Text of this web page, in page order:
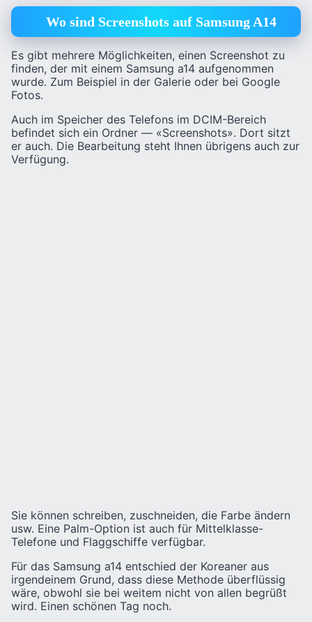
Wo sind Screenshots auf Samsung A14
Es gibt mehrere Möglichkeiten, einen Screenshot zu
finden, der mit einem Samsung a14 aufgenommen
wurde. Zum Beispiel in der Galerie oder bei Google
Fotos.
Auch im Speicher des Telefons im DCIM-Bereich
befindet sich ein Ordner — «Screenshots». Dort sitzt
er auch. Die Bearbeitung steht Ihnen übrigens auch zur
Verfügung.
Sie können schreiben, zuschneiden, die Farbe ändern
usw. Eine Palm-Option ist auch für Mittelklasse-
Telefone und Flaggschiffe verfügbar.
Für das Samsung a14 entschied der Koreaner aus
irgendeinem Grund, dass diese Methode überflüssig
wäre, obwohl sie bei weitem nicht von allen begrüßt
wird. Einen schönen Tag noch.